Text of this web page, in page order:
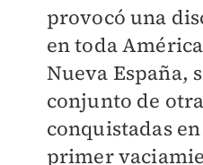
provocó una
en toda
Nueva España,
conjunto de
conquistadas
primer